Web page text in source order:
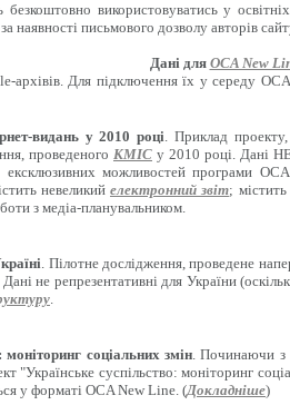
використовуватись у
наявності письмового дозволу авторів
Дані для OCA New
архівів. Для підключення їх у середу
видань у 2010 році. Приклад
проведеного КМІС у 2010 році. Дані
можливостей програми
невеликий електронний звіт;
з медіа-планувальником.
. Пілотне дослідження, проведене
не репрезентативні для України
.
моніторинг соціальних змін. Починаючи з
"Українське суспільство: моніторинг
у форматі OCA New Line. (Докладніше)